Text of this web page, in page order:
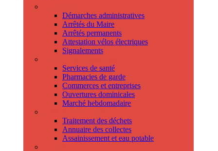
Démarches administratives
Arrêtés du Maire
Arrêtés permanents
Attestation vélos électriques
Signalements
Services de santé
Pharmacies de garde
Commerces et entreprises
Ouvertures dominicales
Marché hebdomadaire
Traitement des déchets
Annuaire des collectes
Assainissement et eau potable